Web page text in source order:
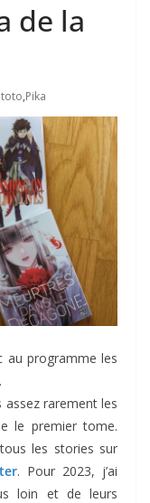
de la
,Pika
au programme les
.
assez rarement les
le premier tome.
les stories sur
. Pour 2023, j’ai
loin et de leurs